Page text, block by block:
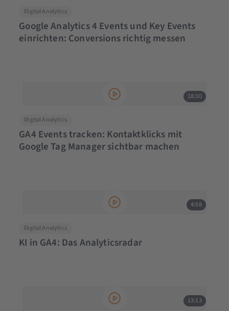
Digital Analytics
Google Analytics 4 Events und Key Events
einrichten: Conversions richtig messen
18:30
Digital Analytics
GA4 Events tracken: Kontaktklicks mit
Google Tag Manager sichtbar machen
4:58
Digital Analytics
KI in GA4: Das Analyticsradar
13:13